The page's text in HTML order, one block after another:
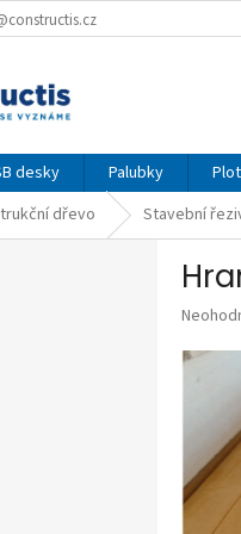
desky Palubky
dřevo Stavební
produktu